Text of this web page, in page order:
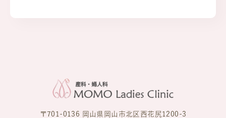
〒701-0136 岡山県岡山市北区西花尻1200-3